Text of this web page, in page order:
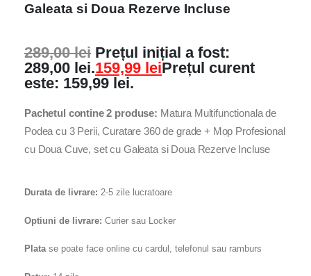
Galeata si Doua Rezerve Incluse
289,00lei Prețul inițial a fost:
289,00 lei.159,99 leiPrețul curent
este: 159,99 lei.
Pachetul contine 2 produse: Matura Multifunctionala de
Podea cu 3 Perii, Curatare 360 de grade + Mop Profesional
cu Doua Cuve, set cu Galeata si Doua Rezerve Incluse
Durata de livrare: 2-5 zile lucratoare
Optiuni de livrare: Curier sau Locker
Platase poate face online cu cardul, telefonul sau ramburs